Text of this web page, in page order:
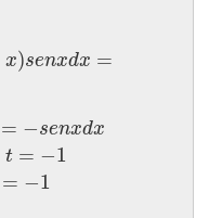
x)senxdx =
= −senxdx
t = −1
= −1